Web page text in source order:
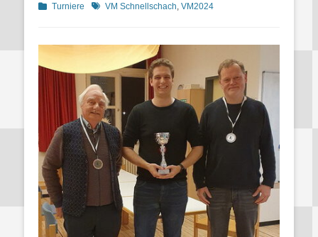
Kategorien
Turniere Schlagworte
VM Schnellschach, VM2024